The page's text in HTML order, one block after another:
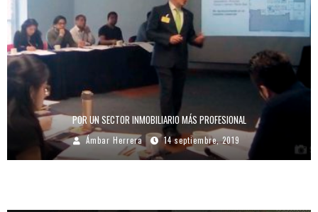
POR UN SECTOR INMOBILIARIO MÁS PROFESIONAL
Ámbar Herrera 14 septiembre, 2019